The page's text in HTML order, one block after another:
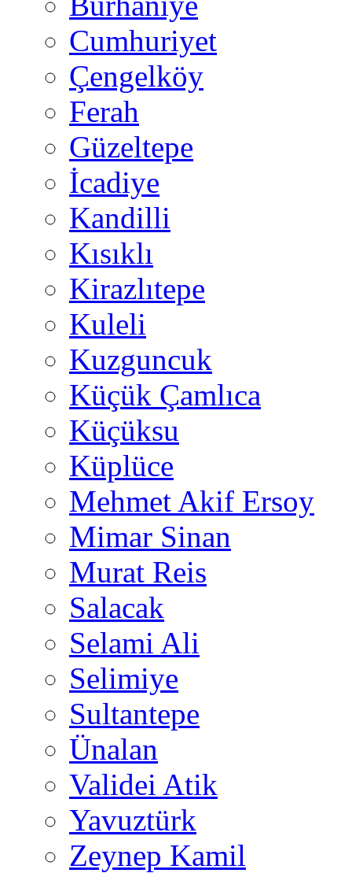
Cumhuriyet
Çengelköy
Ferah
Güzeltepe
İcadiye
Kandilli
Kısıklı
Kirazlıtepe
Kuleli
Kuzguncuk
Küçük Çamlıca
Küçüksu
Küplüce
Mehmet Akif Ersoy
Mimar Sinan
Murat Reis
Salacak
Selami Ali
Selimiye
Sultantepe
Ünalan
Validei Atik
Yavuztürk
Zeynep Kamil